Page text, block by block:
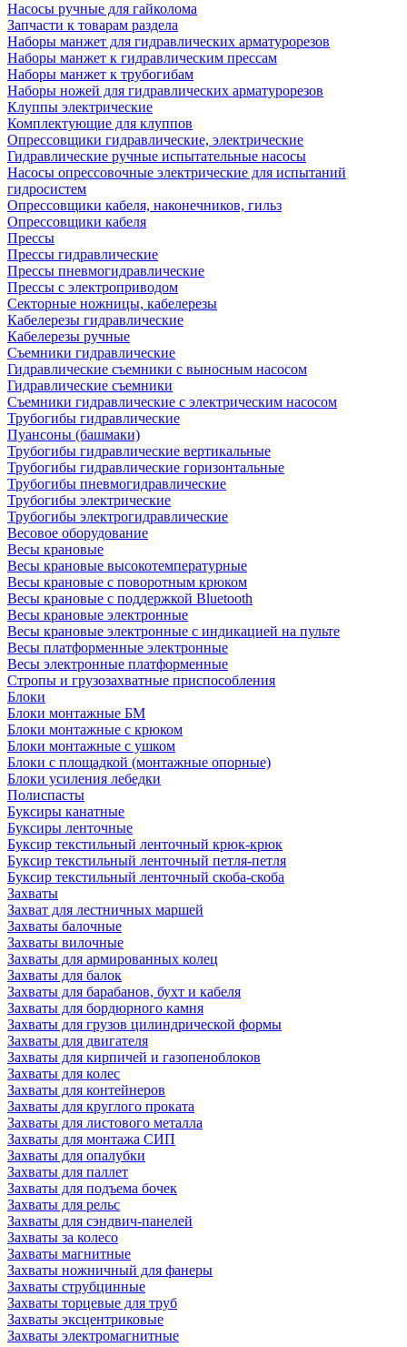
Насосы ручные для гайколома
Запчасти к товарам раздела
Наборы манжет для гидравлических арматурорезов
Наборы манжет к гидравлическим прессам
Наборы манжет к трубогибам
Наборы ножей для гидравлических арматурорезов
Клуппы электрические
Комплектующие для клуппов
Опрессовщики гидравлические, электрические
Гидравлические ручные испытательные насосы
Насосы опрессовочные электрические для испытаний
гидросистем
Опрессовщики кабеля, наконечников, гильз
Опрессовщики кабеля
Прессы
Прессы гидравлические
Прессы пневмогидравлические
Прессы с электроприводом
Секторные ножницы, кабелерезы
Кабелерезы гидравлические
Кабелерезы ручные
Съемники гидравлические
Гидравлические cъемники с выносным насосом
Гидравлические съемники
Съемники гидравлические с электрическим насосом
Трубогибы гидравлические
Пуансоны (башмаки)
Трубогибы гидравлические вертикальные
Трубогибы гидравлические горизонтальные
Трубогибы пневмогидравлические
Трубогибы электрические
Трубогибы электрогидравлические
Весовое оборудование
Весы крановые
Весы крановые высокотемпературные
Весы крановые с поворотным крюком
Весы крановые с поддержкой Bluetooth
Весы крановые электронные
Весы крановые электронные с индикацией на пульте
Весы платформенные электронные
Весы электронные платформенные
Стропы и грузозахватные приспособления
Блоки
Блоки монтажные БМ
Блоки монтажные с крюком
Блоки монтажные с ушком
Блоки с площадкой (монтажные опорные)
Блоки усиления лебедки
Полиспасты
Буксиры канатные
Буксиры ленточные
Буксир текстильный ленточный крюк-крюк
Буксир текстильный ленточный петля-петля
Буксир текстильный ленточный скоба-скоба
Захваты
Захват для лестничных маршей
Захваты балочные
Захваты вилочные
Захваты для армированных колец
Захваты для балок
Захваты для барабанов, бухт и кабеля
Захваты для бордюрного камня
Захваты для грузов цилиндрической формы
Захваты для двигателя
Захваты для кирпичей и газопеноблоков
Захваты для колес
Захваты для контейнеров
Захваты для круглого проката
Захваты для листового металла
Захваты для монтажа СИП
Захваты для опалубки
Захваты для паллет
Захваты для подъема бочек
Захваты для рельс
Захваты для сэндвич-панелей
Захваты за колесо
Захваты магнитные
Захваты ножничный для фанеры
Захваты струбцинные
Захваты торцевые для труб
Захваты эксцентриковые
Захваты электромагнитные